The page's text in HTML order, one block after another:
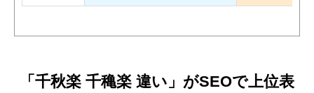
「千秋楽 千穐楽 違い」がSEOで上位表